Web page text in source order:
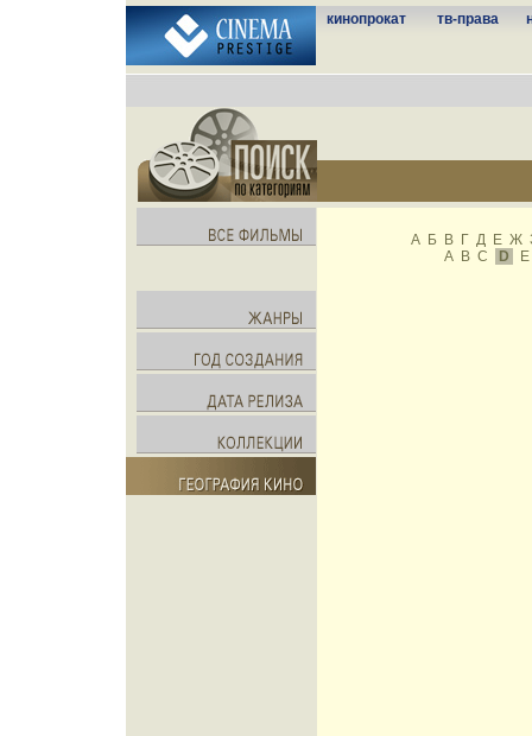
кинопрокат тв-права
А Б В Г Д Е Ж
A
B C D E